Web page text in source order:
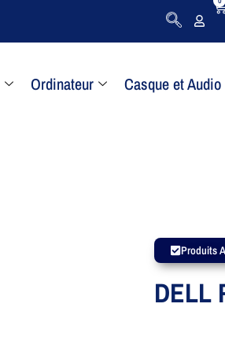
Ordinateur Casque et Audio
Produits
DELL